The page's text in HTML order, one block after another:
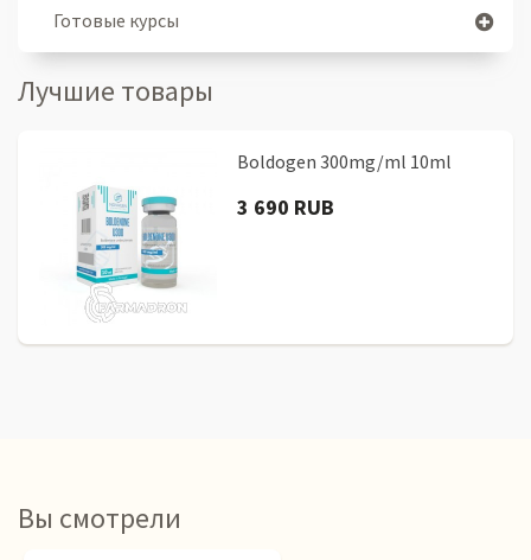
Готовые курсы
Лучшие товары
Boldogen 300mg/ml 10ml
3 690 RUB
Вы смотрели